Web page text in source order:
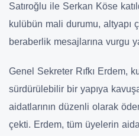
Satıroğlu ile Serkan Köse
kulübün mali durumu, altyapı
beraberlik mesajlarına vurgu
Genel Sekreter Rıfkı Erdem,
sürdürülebilir bir yapıya
aidatlarının düzenli olarak
çekti. Erdem, tüm üyelerin